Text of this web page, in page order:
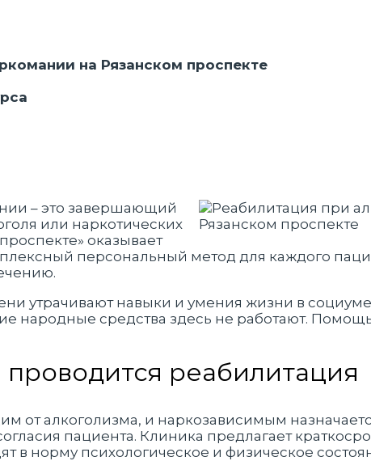
на Рязанском проспекте
– это завершающий
или наркотических
оказывает
персональный метод для каждого
утрачивают навыки и умения жизни в
народные средства здесь не работают. Помощь
проводится реабилитация
от алкоголизма, и наркозависимым
пациента. Клиника предлагает
в норму психологическое и физическое